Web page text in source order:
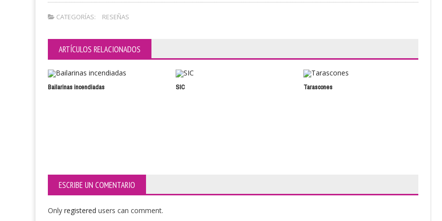
CATEGORÍAS: RESEÑAS
ARTÍCULOS RELACIONADOS
Bailarinas incendiadas SIC Tarascones
ESCRIBE UN COMENTARIO
Only registered users can comment.